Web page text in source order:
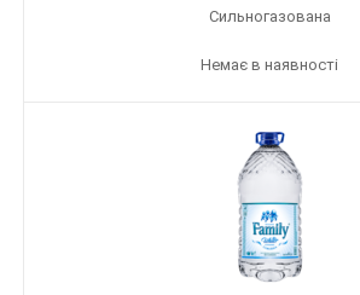
Сильногазована
Немає в наявності